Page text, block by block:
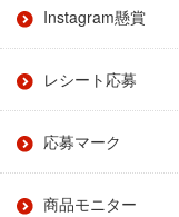
Instagram懸賞
レシート応募
応募マーク
商品モニター